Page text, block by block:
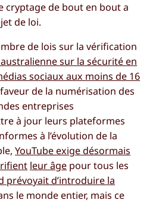
cryptage de bout en bout a
de loi.
de lois sur la vérification
sur la sécurité en
sociaux aux moins de 16
de la numérisation des
entreprises
à jour leurs plateformes
à l’évolution de la
YouTube exige désormais
leur âge pour tous les
prévoyait d’introduire la
le monde entier, mais ce